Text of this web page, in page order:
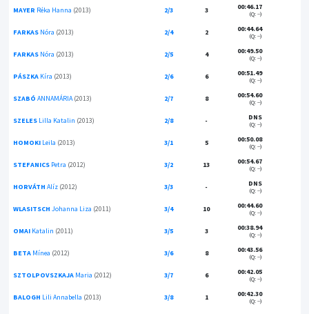
MAYER Réka Hanna (2013) 2/3 3 00:46.17
(Q: --)
FARKASNóra (2013) 2/4 2 00:44.64
(Q: --)
FARKASNóra (2013) 2/5 4 00:49.50
(Q: --)
PÁSZKAKíra (2013) 2/6 6 00:51.49
(Q: --)
SZABÓ ANNAMÁRIA(2013) 2/7 8 00:54.60
(Q: --)
SZELESLilla Katalin (2013) 2/8 - DNS
(Q: --)
HOMOKILeila (2013) 3/1 5 00:50.08
(Q: --)
STEFANICSPetra (2012) 3/2 13 00:54.67
(Q: --)
HORVÁTH Alíz (2012) 3/3 - DNS
(Q: --)
WLASITSCH Johanna Liza (2011) 3/4 10 00:44.60
(Q: --)
OMAIKatalin (2011) 3/5 3 00:38.94
(Q: --)
BETAMínea (2012) 3/6 8 00:43.56
(Q: --)
SZTOLPOVSZKAJAMaria (2012) 3/7 6 00:42.05
(Q: --)
BALOGH Lili Annabella (2013) 3/8 1 00:42.30
(Q: --)